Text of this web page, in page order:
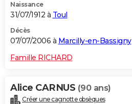
Naissance
31/07/1912 à Toul
Décès
07/07/2006 à Marcilly-en-Bassigny
Famille RICHARD
Alice CARNUS (90 ans)
Créer une cagnotte obsèques